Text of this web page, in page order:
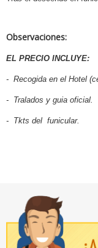
Observaciones:
EL PRECIO INCLUYE:
- Recogida en el Hotel
- Tralados y guia oficial.
- Tkts del funicular.